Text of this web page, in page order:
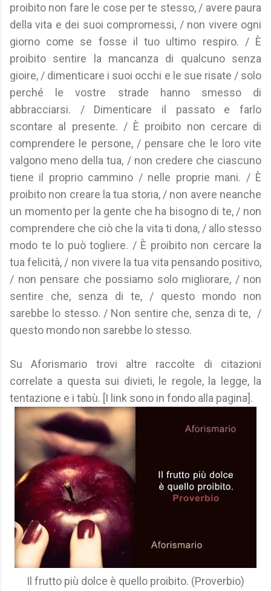
proibito non fare le cose per te stesso, / avere paura
della vita e dei suoi compromessi, / non vivere ogni
giorno come se fosse il tuo ultimo respiro. / È
proibito sentire la mancanza di qualcuno senza
gioire, / dimenticare i suoi occhi e le sue risate / solo
perché le vostre strade hanno smesso di
abbracciarsi. / Dimenticare il passato e farlo
scontare al presente. / È proibito non cercare di
comprendere le persone, / pensare che le loro vite
valgono meno della tua, / non credere che ciascuno
tiene il proprio cammino / nelle proprie mani. / È
proibito non creare la tua storia, / non avere neanche
un momento per la gente che ha bisogno di te, / non
comprendere che ciò che la vita ti dona, / allo stesso
modo te lo può togliere. / È proibito non cercare la
tua felicità, / non vivere la tua vita pensando positivo,
/ non pensare che possiamo solo migliorare, / non
sentire che, senza di te, / questo mondo non
sarebbe lo stesso. / Non sentire che, senza di te, /
questo mondo non sarebbe lo stesso.
Su Aforismario trovi altre raccolte di citazioni
correlate a questa sui divieti, le regole, la legge, la
tentazione e i tabù. [I link sono in fondo alla pagina].
Il frutto più dolce è quello proibito. (Proverbio)